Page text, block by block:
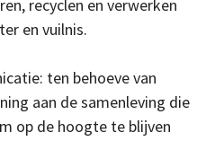
recyclen en verwerken
en vuilnis.
ten behoeve van
aan de samenleving die
op de hoogte te blijven